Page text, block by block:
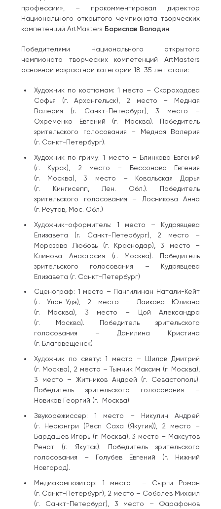
профессии», – прокомментировал директор
Национального открытого чемпионата творческих
компетенций ArtMasters Борислав Володин.
Победителями Национального открытого
чемпионата творческих компетенций ArtMasters
основной возрастной категории 18-35 лет стали:
Художник по костюмам: 1 место – Скороходова
Софья (г. Архангельск), 2 место – Медная
Валерия (г. Санкт-Петербург), 3 место –
Охременко Евгений (г. Москва). Победитель
зрительского голосования – Медная Валерия
(г. Санкт-Петербург).
Художник по гриму: 1 место – Блинкова Евгений
(г. Курск), 2 место – Бессонова Евгения
(г. Москва), 3 место – Ковальская Дарья
(г. Кингисепп, Лен. Обл.). Победитель
зрительского голосования – Лосникова Анна
(г. Реутов, Мос. Обл.)
Художник-оформитель: 1 место – Кудрявцева
Елизавета (г. Санкт-Петербург), 2 место –
Морозова Любовь (г. Краснодар), 3 место –
Клинова Анастасия (г. Москва). Победитель
зрительского голосования – Кудрявцева
Елизавета (г. Санкт-Петербург)
Сценограф: 1 место – Пангилинан Натали-Кейт
(г. Улан-Удэ), 2 место – Лайкова Юлиана
(г. Москва), 3 место – Цой Александра
(г. Москва). Победитель зрительского
голосования – Данилина Кристина
(г. Благовещенск)
Художник по свету: 1 место – Шилов Дмитрий
(г. Москва), 2 место – Тымчик Максим (г. Москва),
3 место – Житников Андрей (г. Севастополь).
Победитель зрительского голосования –
Новиков Георгий (г. Москва)
Звукорежиссер: 1 место – Никулин Андрей
(г. Нерюнгри (Респ Саха (Якутия)), 2 место –
Бардашев Игорь (г. Москва), 3 место – Максутов
Ренат (г. Якутск). Победитель зрительского
голосования – Голубев Евгений (г. Нижний
Новгород).
Медиакомпозитор: 1 место – Сырги Роман
(г. Санкт-Петербург), 2 место – Соболев Михаил
(г. Санкт-Петербург), 3 место – Фарафонов